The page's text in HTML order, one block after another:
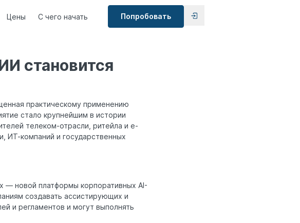
Цены С чего начать Попробовать
становится
практическому применению
стало крупнейшим в истории
телеком-отрасли, ритейла и e-
ИТ-компаний и государственных
— новой платформы корпоративных AI-
создавать ассистирующих и
и регламентов и могут выполнять